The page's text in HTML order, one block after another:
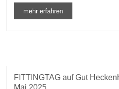
mehr erfahren
FITTINGTAG auf Gut